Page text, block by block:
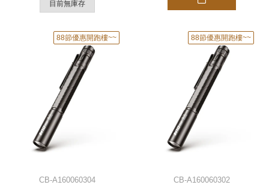
目前無庫存
88節優惠開跑樓~~
CB-A160060304
88節優惠開跑樓~~
CB-A160060302